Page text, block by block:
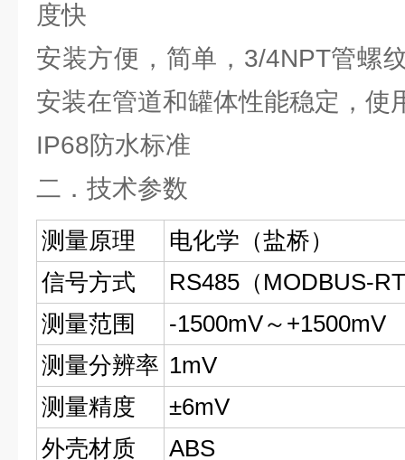
度快
安装方便，简单，3/4NPT管螺
安装在管道和罐体性能稳定，使
IP68防水标准
二．技术参数
测量原理
电化学（盐桥）
信号方式
RS485（MODBUS-
测量范围
-1500mV～+1500mV
测量分辨率 1mV
测量精度
±6mV
外壳材质
ABS